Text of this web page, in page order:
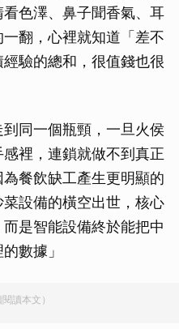
色澤、鼻子聞香氣、耳
翻，心裡就知道「差不
驗的總和，很值錢也很
同一個瓶頸，一旦火侯
裡，連鎖就做不到真正
餐飲缺工產生更明顯的
設備的橫空出世，核心
是智能設備終於能把中
數據」
讀本文）